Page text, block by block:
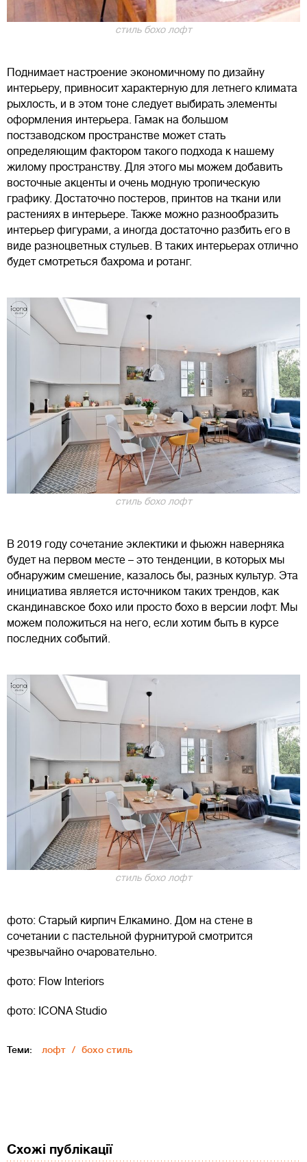
стиль бохо лофт
Поднимает настроение экономичному по дизайну
интерьеру, привносит характерную для летнего климата
рыхлость, и в этом тоне следует выбирать элементы
оформления интерьера. Гамак на большом
постзаводском пространстве может стать
определяющим фактором такого подхода к нашему
жилому пространству. Для этого мы можем добавить
восточные акценты и очень модную тропическую
графику. Достаточно постеров, принтов на ткани или
растениях в интерьере. Также можно разнообразить
интерьер фигурами, а иногда достаточно разбить его в
виде разноцветных стульев. В таких интерьерах отлично
будет смотреться бахрома и ротанг.
стиль бохо лофт
В 2019 году сочетание эклектики и фьюжн наверняка
будет на первом месте – это тенденции, в которых мы
обнаружим смешение, казалось бы, разных культур. Эта
инициатива является источником таких трендов, как
скандинавское бохо или просто бохо в версии лофт. Мы
можем положиться на него, если хотим быть в курсе
последних событий.
стиль бохо лофт
фото: Старый кирпич Елкамино. Дом на стене в
сочетании с пастельной фурнитурой смотрится
чрезвычайно очаровательно.
фото: Flow Interiors
фото: ICONA Studio
Теми: лофт бохо стиль
Схожі публікації